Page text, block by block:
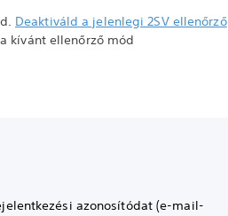
Deaktiváld a jelenlegi 2SV ellenőrző
kívánt ellenőrző mód
azonosítódat (e-mail-